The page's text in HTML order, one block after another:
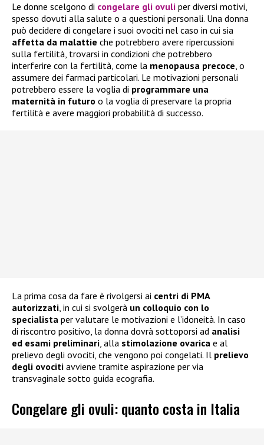
Le donne scelgono di congelare gli ovuli per diversi motivi,
spesso dovuti alla salute o a questioni personali. Una donna
può decidere di congelare i suoi ovociti nel caso in cui sia
affetta da malattie che potrebbero avere ripercussioni
sulla fertilità, trovarsi in condizioni che potrebbero
interferire con la fertilità, come la menopausa precoce, o
assumere dei farmaci particolari. Le motivazioni personali
potrebbero essere la voglia di programmare una
maternità in futuro o la voglia di preservare la propria
fertilità e avere maggiori probabilità di successo.
La prima cosa da fare è rivolgersi ai centri di PMA
autorizzati, in cui si svolgerà un colloquio con lo
specialista per valutare le motivazioni e l’idoneità. In caso
di riscontro positivo, la donna dovrà sottoporsi ad analisi
ed esami preliminari, alla stimolazione ovarica e al
prelievo degli ovociti, che vengono poi congelati. Il prelievo
degli ovociti avviene tramite aspirazione per via
transvaginale sotto guida ecografia.
Congelare gli ovuli: quanto costa in Italia